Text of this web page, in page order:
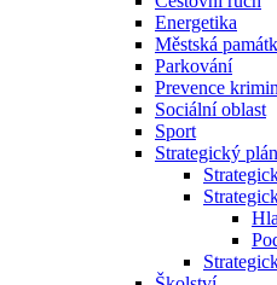
Energetika
Městská
Parkování
Prevence
Sociální oblast
Sport
Strategický